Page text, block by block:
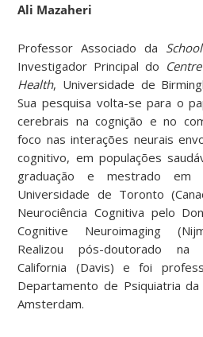
Ali Mazaheri
Professor Associado da
Investigador Principal do
Health, Universidade de
Sua pesquisa volta-se para o
cerebrais na cognição e no
foco nas interações neurais
cognitivo, em populações
graduação e mestrado em
Universidade de Toronto
Neurociência Cognitiva pelo
Cognitive Neuroimaging
Realizou pós-doutorado na
California (Davis) e foi
Departamento de Psiquiatria
Amsterdam.